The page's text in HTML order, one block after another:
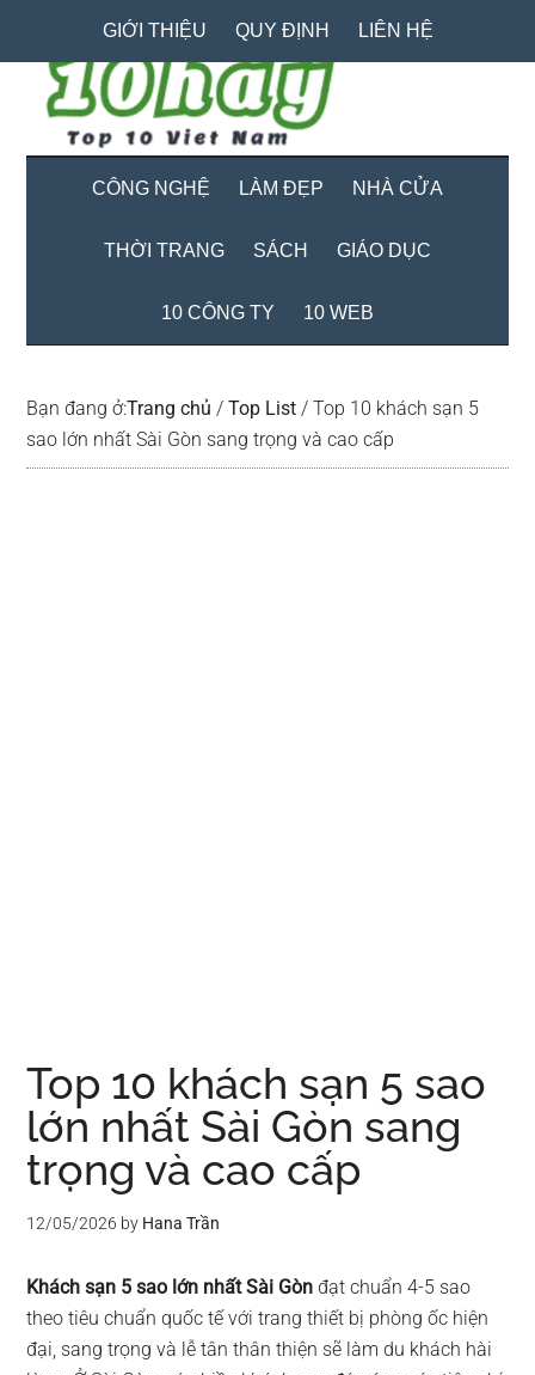
content
secondary
menu
primary
sidebar
GIỚI THIỆU QUY ĐỊNH LIÊN HỆ
CÔNG NGHỆ LÀM ĐẸP NHÀ CỬA
THỜI TRANG SÁCH GIÁO DỤC
10 CÔNG TY 10 WEB
Bạn đang ở:Trang chủ / Top List / Top 10 khách sạn 5
sao lớn nhất Sài Gòn sang trọng và cao cấp
Top 10 khách sạn 5 sao
lớn nhất Sài Gòn sang
trọng và cao cấp
12/05/2026 by Hana Trần
Khách sạn 5 sao lớn nhất Sài Gòn đạt chuẩn 4-5 sao
theo tiêu chuẩn quốc tế với trang thiết bị phòng ốc hiện
đại, sang trọng và lễ tân thân thiện sẽ làm du khách hài